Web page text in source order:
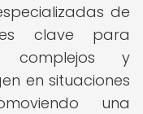
de
clave para
complejos y
en situaciones
una